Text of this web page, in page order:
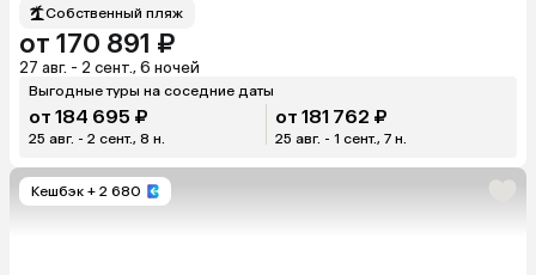
Собственный пляж
от 170 891 ₽
27 авг. - 2 сент., 6 ночей
Выгодные туры на соседние даты
от 184 695 ₽
25 авг. - 2 сент., 8 н.
от 181 762 ₽
25 авг. - 1 сент., 7 н.
Кешбэк + 2 680